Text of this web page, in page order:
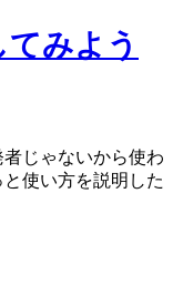
みよう
じゃないから使わ
使い方を説明した